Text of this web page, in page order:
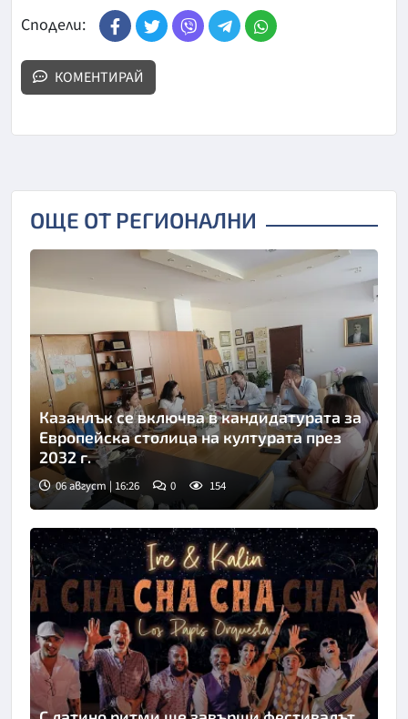
Сподели:
КОМЕНТИРАЙ
ОЩЕ ОТ РЕГИОНАЛНИ
Казанлък се включва в кандидатурата за
Европейска столица на културата през
2032 г.
06 август | 16:26 0 154